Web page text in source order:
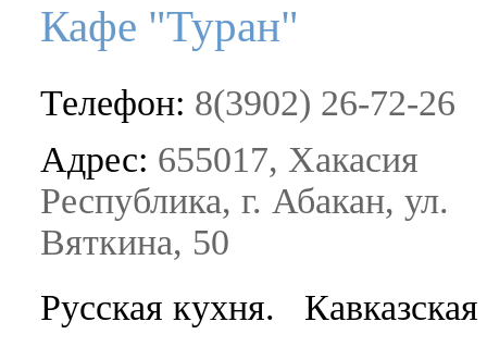
Кафе "Туран"
Телефон: 8(3902) 26-72-26
Адрес: 655017, Хакасия
Республика, г. Абакан, ул.
Вяткина, 50
Русская кухня.